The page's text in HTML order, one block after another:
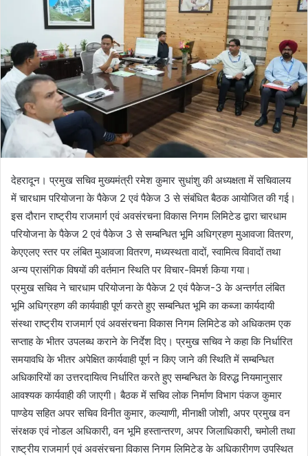
m
a
i
देहरादून। प्रमुख सचिव मुख्यमंत्री रमेश कुमार सुधांशु की अध्यक्षता में सचिवालय
में चारधाम परियोजना के पैकेज 2 एवं पैकेज 3 से संबंधित बैठक आयोजित की गई।
इस दौरान राष्ट्रीय राजमार्ग एवं अवसंरचना विकास निगम लिमिटेड द्वारा चारधाम
परियोजना के पैकेज 2 एवं पैकेज 3 से सम्बन्धित भूमि अधिग्रहण मुआवजा वितरण,
केएएलए स्तर पर लंबित मुआवजा वितरण, मध्यस्थता वादों, स्वामित्व विवादों तथा
अन्य प्रासंगिक विषयों की वर्तमान स्थिति पर विचार-विमर्श किया गया।
प्रमुख सचिव ने चारधाम परियोजना के पैकेज 2 एवं पैकेज-3 के अन्तर्गत लंबित
भूमि अधिग्रहण की कार्यवाही पूर्ण करते हुए सम्बन्धित भूमि का कब्जा कार्यदायी
संस्था राष्ट्रीय राजमार्ग एवं अवसंरचना विकास निगम लिमिटेड को अधिकतम एक
सप्ताह के भीतर उपलब्ध कराने के निर्देश दिए। प्रमुख सचिव ने कहा कि निर्धारित
समयावधि के भीतर अपेक्षित कार्यवाही पूर्ण न किए जाने की स्थिति में सम्बन्धित
अधिकारियों का उत्तरदायित्व निर्धारित करते हुए सम्बन्धित के विरुद्ध नियमानुसार
आवश्यक कार्यवाही की जाएगी। बैठक में सचिव लोक निर्माण विभाग पंकज कुमार
पाण्डेय सहित अपर सचिव विनीत कुमार, कल्याणी, मीनाक्षी जोशी, अपर प्रमुख वन
संरक्षक एवं नोडल अधिकारी, वन भूमि हस्तान्तरण, अपर जिलाधिकारी, चमोली तथा
राष्ट्रीय राजमार्ग एवं अवसंरचना विकास निगम लिमिटेड के अधिकारीगण उपस्थित